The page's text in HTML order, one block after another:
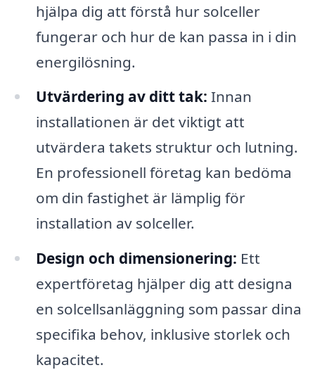
hjälpa dig att förstå hur solceller
fungerar och hur de kan passa in i din
energilösning.
Utvärdering av ditt tak: Innan
installationen är det viktigt att
utvärdera takets struktur och lutning.
En professionell företag kan bedöma
om din fastighet är lämplig för
installation av solceller.
Design och dimensionering: Ett
expertföretag hjälper dig att designa
en solcellsanläggning som passar dina
specifika behov, inklusive storlek och
kapacitet.